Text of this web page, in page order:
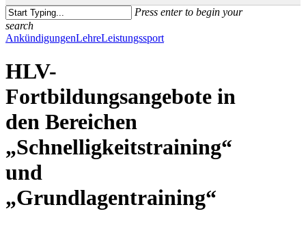
Press enter to begin your
search
Close
AnkündigungenLehreLeistungssport
HLV-
Fortbildungsangebote in
den Bereichen
„Schnelligkeitstraining“
und
„Grundlagentraining“